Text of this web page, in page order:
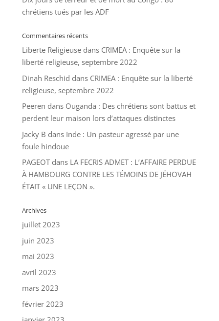
chrétiens tués par les ADF
Commentaires récents
Liberte Religieusedans CRIMEA : Enquête sur la
liberté religieuse, septembre 2022
Dinah Reschid dans CRIMEA : Enquête sur la liberté
religieuse, septembre 2022
Peeren dans Ouganda : Des chrétiens sont battus et
perdent leur maison lors d’attaques distinctes
Jacky B dans Inde : Un pasteur agressé par une
foule hindoue
PAGEOTdans LA FECRIS ADMET : L’AFFAIRE PERDUE
À HAMBOURG CONTRE LES TÉMOINS DE JÉHOVAH
ÉTAIT « UNE LEÇON ».
Archives
juillet 2023
juin 2023
mai 2023
avril 2023
mars 2023
février 2023